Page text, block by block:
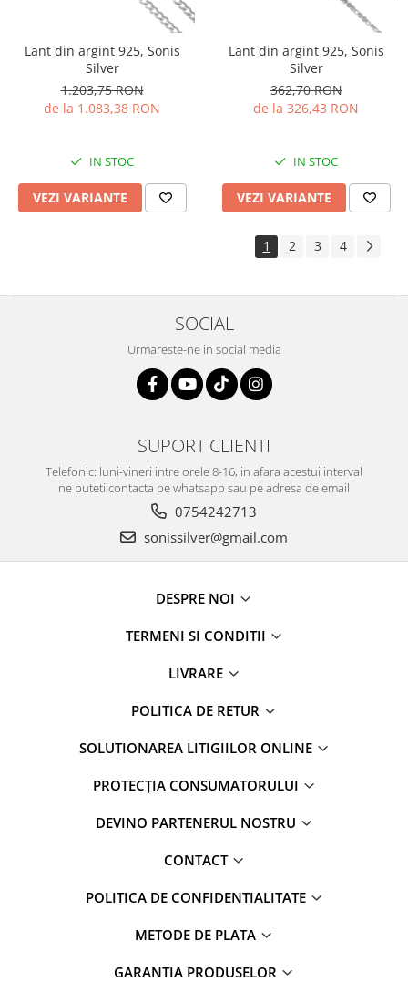
Lant din argint 925, Sonis
Silver
1.203,75 RON
de la 1.083,38 RON
IN STOC
VEZI VARIANTE
Lant din argint 925, Sonis
Silver
362,70 RON
de la 326,43 RON
IN STOC
VEZI VARIANTE
1 2 3 4
SOCIAL
Urmareste-ne in social media
SUPORT CLIENTI
Telefonic: luni-vineri intre orele 8-16, in afara acestui interval
ne puteti contacta pe whatsapp sau pe adresa de email
0754242713
sonissilver@gmail.com
DESPRE NOI
TERMENI SI CONDITII
LIVRARE
POLITICA DE RETUR
SOLUTIONAREA LITIGIILOR ONLINE
PROTECȚIA CONSUMATORULUI
DEVINO PARTENERUL NOSTRU
CONTACT
POLITICA DE CONFIDENTIALITATE
METODE DE PLATA
GARANTIA PRODUSELOR